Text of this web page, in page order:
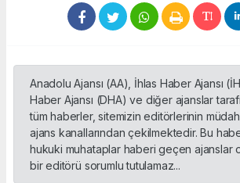
Anadolu Ajansı (AA), İhlas Haber Ajansı
Haber Ajansı (DHA) ve diğer ajanslar
tüm haberler, sitemizin editörlerinin
ajans kanallarından çekilmektedir. Bu
hukuki muhataplar haberi geçen ajanslar
bir editörü sorumlu tutulamaz...